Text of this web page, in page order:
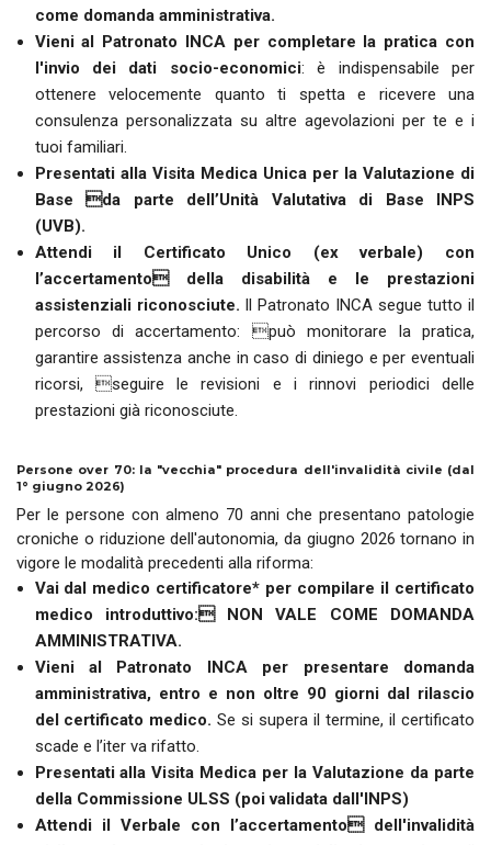
come domanda amministrativa.
Vieni al Patronato INCA per completare la pratica con
l'invio dei dati socio-economici: è indispensabile per
ottenere velocemente quanto ti spetta e ricevere una
consulenza personalizzata su altre agevolazioni per te e i
tuoi familiari.
Presentati alla Visita Medica Unica per la Valutazione di
Base da parte dell’Unità Valutativa di Base INPS
(UVB).
Attendi il Certificato Unico (ex verbale) con
l’accertamento della disabilità e le prestazioni
assistenziali riconosciute. ll Patronato INCA segue tutto il
percorso di accertamento: può monitorare la pratica,
garantire assistenza anche in caso di diniego e per eventuali
ricorsi, seguire le revisioni e i rinnovi periodici delle
prestazioni già riconosciute.
Persone over 70: la "vecchia" procedura dell'invalidità civile (dal
1° giugno 2026)
Per le persone con almeno 70 anni che presentano patologie
croniche o riduzione dell'autonomia, da giugno 2026 tornano in
vigore le modalità precedenti alla riforma:
Vai dal medico certificatore* per compilare il certificato
medico introduttivo: NON VALE COME DOMANDA
AMMINISTRATIVA.
Vieni al Patronato INCA per presentare domanda
amministrativa, entro e non oltre 90 giorni dal rilascio
del certificato medico.Se si supera il termine, il certificato
scade e l’iter va rifatto.
Presentati alla Visita Medica per la Valutazione da parte
della Commissione ULSS (poi validata dall'INPS)
Attendi il Verbale con l’accertamento dell'invalidità